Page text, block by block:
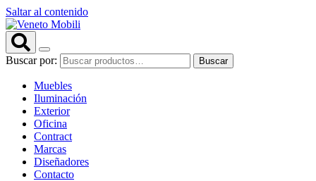
Saltar al contenido
Buscar por: Buscar
Muebles
Iluminación
Exterior
Oficina
Contract
Marcas
Diseñadores
Contacto